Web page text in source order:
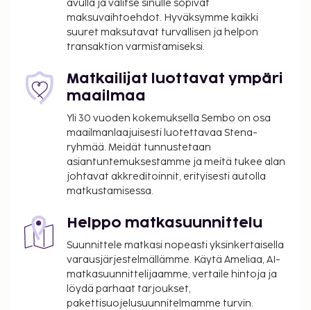
Käytössäsi on kielitaitoinen henkilökunta,
pyykinpesutilat ja hissi. Palveluihin kuuluu
maksullinen omatoiminen pysäköinti. Tässä
savuttomassa huoneistohotellissa on 6 kerrosta 1
rakennuksessa ja ilmainen pysäköinti lähistöllä.
Palveluihin lukeutuu esimerkiksi pääsy pyörätuolilla.
Lisämaksullinen buffetaamiainen tarjoillaan
arkipäivisin klo 7.30–10.00 ja viikonloppuisin klo
8.30–10.00.
Majoituspaikka veloittaa seuraavat paikan päällä
suoritettavat maksut. Maksuihin saattaa sisältyä
Takuumaksu: 85 EUR per majoitustila per
yöpyminen
Kaupungin perimä vero: 3.25 EUR per henkilö
per yö. Tätä veroa ei peritä alle 18 vuotta
vanhoilta lapsilta.
avulla ja valitse sinulle sopivat
maksuvaihtoehdot. Hyväksymme kaikki
suuret maksutavat turvallisen ja helpon
transaktion varmistamiseksi.
Matkailijat luottavat ympäri
maailmaa
Yli 30 vuoden kokemuksella Sembo on osa
maailmanlaajuisesti luotettavaa Stena-
ryhmää. Meidät tunnustetaan
asiantuntemuksestamme ja meitä tukee alan
johtavat akkreditoinnit, erityisesti autolla
matkustamisessa.
Helppo matkasuunnittelu
Suunnittele matkasi nopeasti yksinkertaisella
varausjärjestelmällämme. Käytä Ameliaa, AI-
matkasuunnittelijaamme, vertaile hintoja ja
löydä parhaat tarjoukset,
pakettisuojelusuunnitelmamme turvin.